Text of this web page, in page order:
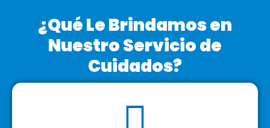
¿Qué Le Brindamos en
Nuestro Servicio de
Cuidados?